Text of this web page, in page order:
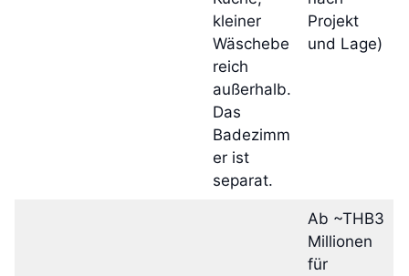
kleiner
Wäschebe
reich
außerhalb.
Das
Badezimm
er ist
separat.
Projekt
und Lage)
Ab ~THB3
Millionen
für